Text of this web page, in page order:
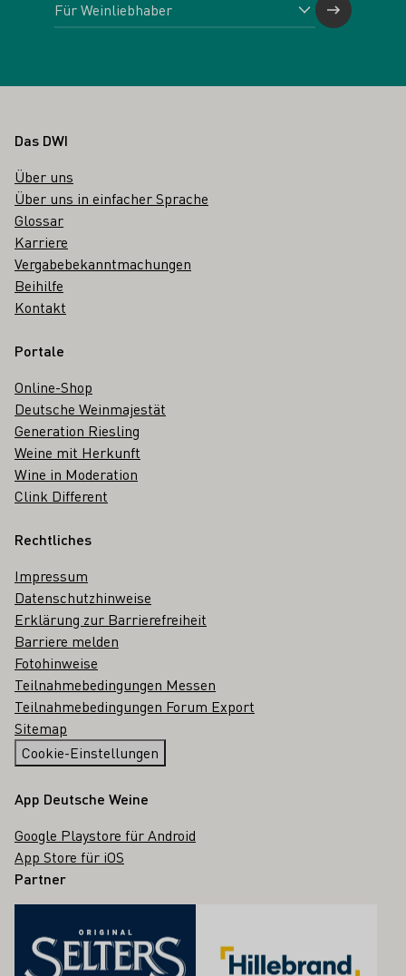
Fußbereich
Das DWI
Über uns
Über uns in einfacher Sprache
Glossar
Karriere
Vergabebekanntmachungen
Beihilfe
Kontakt
Portale
Online-Shop
Deutsche Weinmajestät
Generation Riesling
Weine mit Herkunft
Wine in Moderation
Clink Different
Rechtliches
Impressum
Datenschutzhinweise
Erklärung zur Barrierefreiheit
Barriere melden
Fotohinweise
Teilnahmebedingungen Messen
Teilnahmebedingungen Forum Export
Sitemap
Cookie-Einstellungen
App Deutsche Weine
Google Playstore für Android
App Store für iOS
Partner